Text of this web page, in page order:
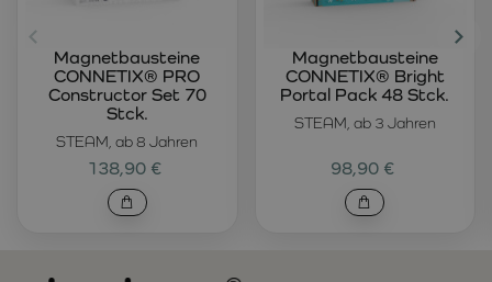
STEAM, ab 8 Jahren
Magnetbausteine
CONNETIX® PRO
Constructor Set 70
Stck.
138,90 €
STEAM, ab 3 Jahren
Magnetbausteine
CONNETIX® Bright
Portal Pack 48 Stck.
98,90 €